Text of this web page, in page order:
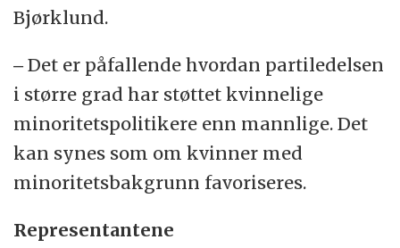
Bjørklund.
‒ Det er påfallende hvordan partiledelsen
i større grad har støttet kvinnelige
minoritetspolitikere enn mannlige. Det
kan synes som om kvinner med
minoritetsbakgrunn favoriseres.
Representantene